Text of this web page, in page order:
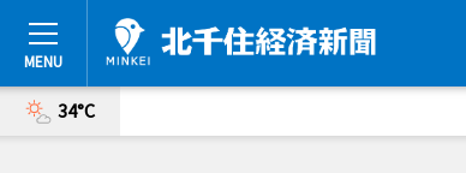
34°C